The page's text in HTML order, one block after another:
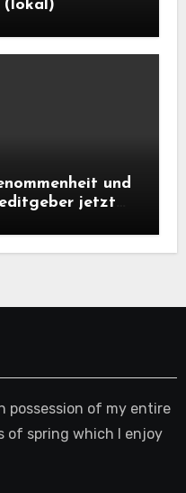
(lokal)
und
jetzt
possession of my entire
of spring which I enjoy